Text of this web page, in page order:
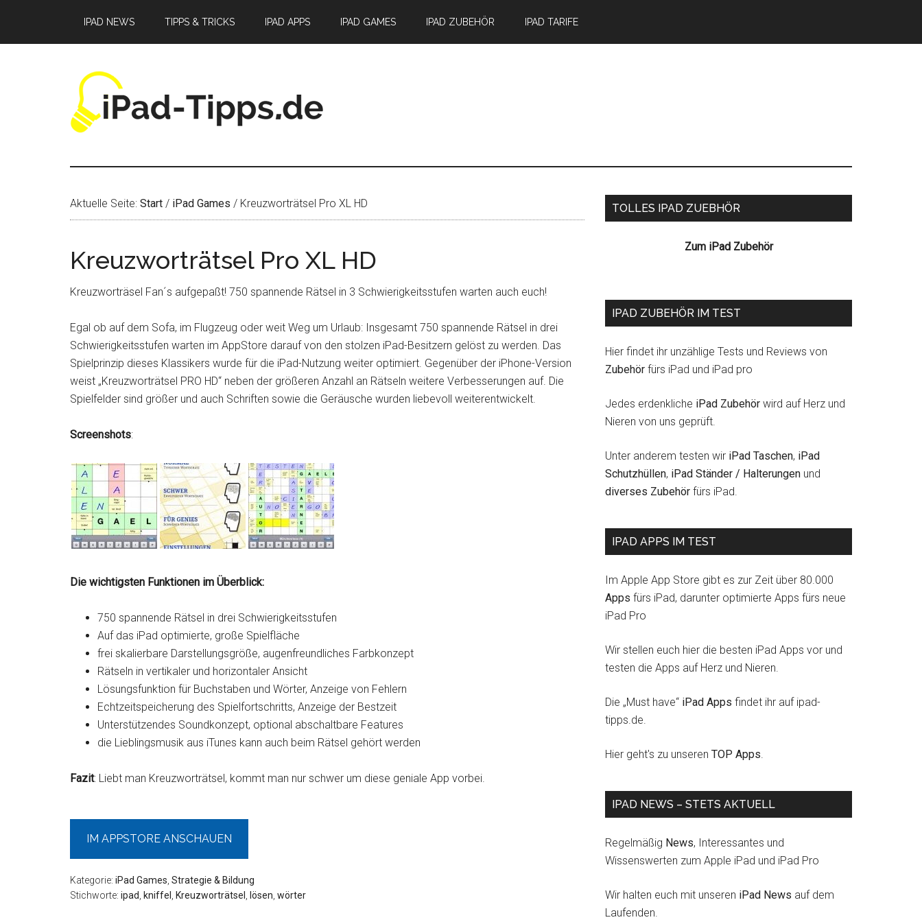
springen
springen
springen
IPAD NEWS TIPPS & TRICKS IPAD APPS IPAD GAMES IPAD ZUBEHÖR IPAD TARIFE
Aktuelle Seite: Start / iPad Games / Kreuzworträtsel Pro XL HD
Kreuzworträtsel Pro XL HD
Kreuzworträsel Fan´s aufgepaßt! 750 spannende Rätsel in 3 Schwierigkeitsstufen warten auch euch!
Egal ob auf dem Sofa, im Flugzeug oder weit Weg um Urlaub: Insgesamt 750 spannende Rätsel in drei
Schwierigkeitsstufen warten im AppStore darauf von den stolzen iPad-Besitzern gelöst zu werden. Das
Spielprinzip dieses Klassikers wurde für die iPad-Nutzung weiter optimiert. Gegenüber der iPhone-Version
weist „Kreuzworträtsel PRO HD“ neben der größeren Anzahl an Rätseln weitere Verbesserungen auf. Die
Spielfelder sind größer und auch Schriften sowie die Geräusche wurden liebevoll weiterentwickelt.
Screenshots:
Die wichtigsten Funktionen im Überblick:
750 spannende Rätsel in drei Schwierigkeitsstufen
Auf das iPad optimierte, große Spielfläche
frei skalierbare Darstellungsgröße, augenfreundliches Farbkonzept
Rätseln in vertikaler und horizontaler Ansicht
Lösungsfunktion für Buchstaben und Wörter, Anzeige von Fehlern
Echtzeitspeicherung des Spielfortschritts, Anzeige der Bestzeit
Unterstützendes Soundkonzept, optional abschaltbare Features
die Lieblingsmusik aus iTunes kann auch beim Rätsel gehört werden
Fazit: Liebt man Kreuzworträtsel, kommt man nur schwer um diese geniale App vorbei.
IM APPSTORE ANSCHAUEN
Kategorie: iPad Games Strategie & Bildung
Stichworte: ipad kniffel Kreuzworträtsel lösen wörter
Seitenspalte
TOLLES IPAD ZUEBHÖR
Zum iPad Zubehör
IPAD ZUBEHÖR IM TEST
Hier findet ihr unzählige Tests und Reviews von
Zubehör fürs iPad und iPad pro
Jedes erdenkliche iPad Zubehör wird auf Herz und
Nieren von uns geprüft.
Unter anderem testen wir iPad Taschen, iPad
Schutzhüllen, iPad Ständer / Halterungen und
diverses Zubehör fürs iPad.
IPAD APPS IM TEST
Im Apple App Store gibt es zur Zeit über 80.000
Apps fürs iPad, darunter optimierte Apps fürs neue
iPad Pro
Wir stellen euch hier die besten iPad Apps vor und
testen die Apps auf Herz und Nieren.
Die „Must have“ iPad Apps findet ihr auf ipad-
tipps.de.
Hier geht's zu unseren TOP Apps.
IPAD NEWS – STETS AKTUELL
Regelmäßig News, Interessantes und
Wissenswerten zum Apple iPad und iPad Pro
Wir halten euch mit unseren iPad News auf dem
Laufenden.